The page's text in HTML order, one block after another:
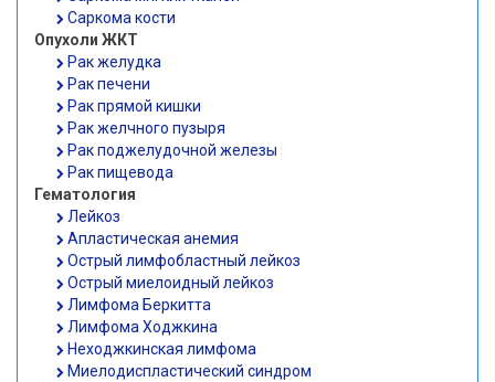
Саркома кости
Опухоли ЖКТ
Рак желудка
Рак печени
Рак прямой кишки
Рак желчного пузыря
Рак поджелудочной железы
Рак пищевода
Гематология
Лейкоз
Апластическая анемия
Острый лимфобластный лейкоз
Острый миелоидный лейкоз
Лимфома Беркитта
Лимфома Ходжкина
Неходжкинская лимфома
Миелодиспластический синдром